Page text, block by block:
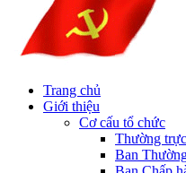
Trang chủ
Giới thiệu
Cơ cấu tổ chức
Thường
Ban